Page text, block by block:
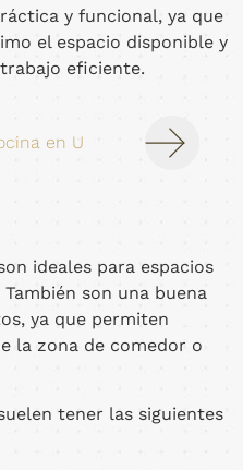
y funcional, ya que
el espacio disponible y
eficiente.
ideales para espacios
son una buena
ya que permiten
la zona de comedor o
tener las siguientes